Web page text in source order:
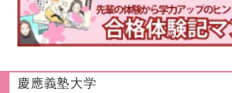
慶應義塾大学